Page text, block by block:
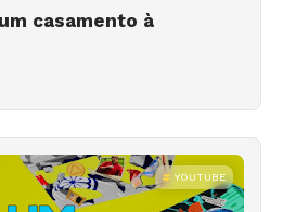
casamento à
YOUTUBE